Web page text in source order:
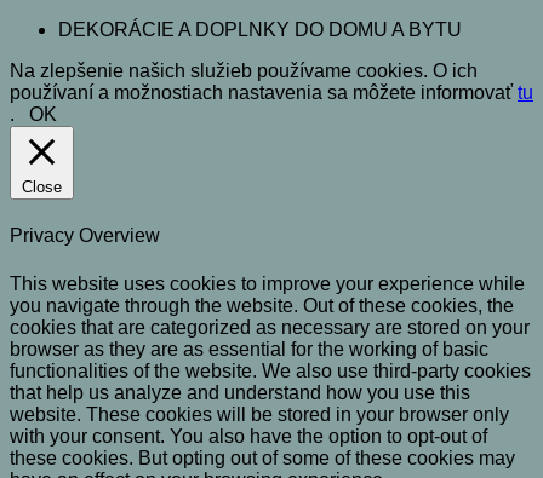
DEKORÁCIE A DOPLNKY DO DOMU A BYTU
Na zlepšenie našich služieb používame cookies. O ich
používaní a možnostiach nastavenia sa môžete informovať tu
. OK
Close
Privacy Overview
This website uses cookies to improve your experience while
you navigate through the website. Out of these cookies, the
cookies that are categorized as necessary are stored on your
browser as they are as essential for the working of basic
functionalities of the website. We also use third-party cookies
that help us analyze and understand how you use this
website. These cookies will be stored in your browser only
with your consent. You also have the option to opt-out of
these cookies. But opting out of some of these cookies may